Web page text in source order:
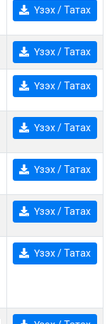
Үзэх / Татах
Үзэх / Татах
Үзэх / Татах
Үзэх / Татах
Үзэх / Татах
Үзэх / Татах
Үзэх / Татах